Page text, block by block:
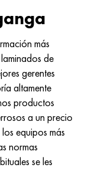
más
de
gerentes
altamente
productos
a un precio
equipos más
normas
se les